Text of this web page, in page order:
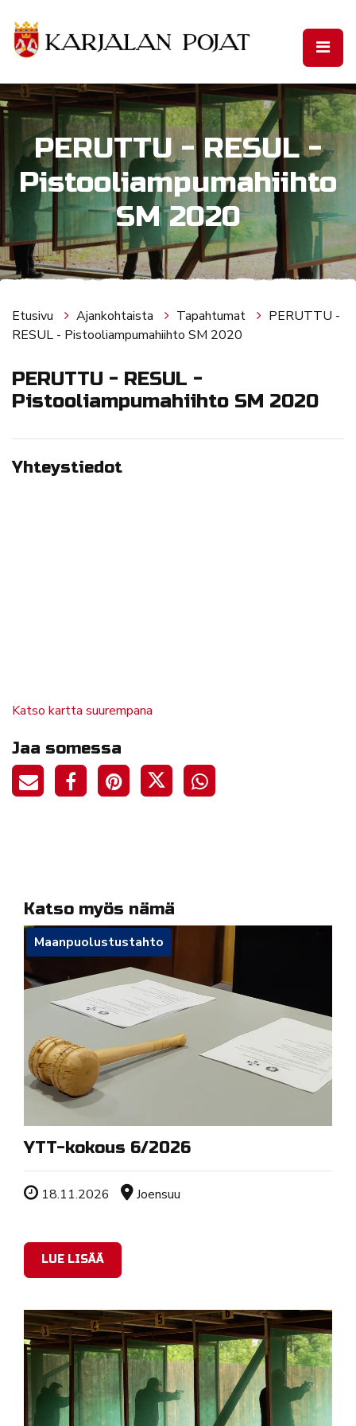
PERUTTU - RESUL -
Pistooliampumahiihto
SM 2020
Etusivu Ajankohtaista Tapahtumat
PERUTTU -
RESUL - Pistooliampumahiihto SM 2020
PERUTTU - RESUL -
Pistooliampumahiihto SM 2020
Yhteystiedot
Katso kartta suurempana
Jaa somessa
Katso myös nämä
Maanpuolustustahto
YTT-kokous 6/2026
Tapahtuman ajankohta
18.11.2026 Sijainti
Joensuu
LUE LISÄÄ